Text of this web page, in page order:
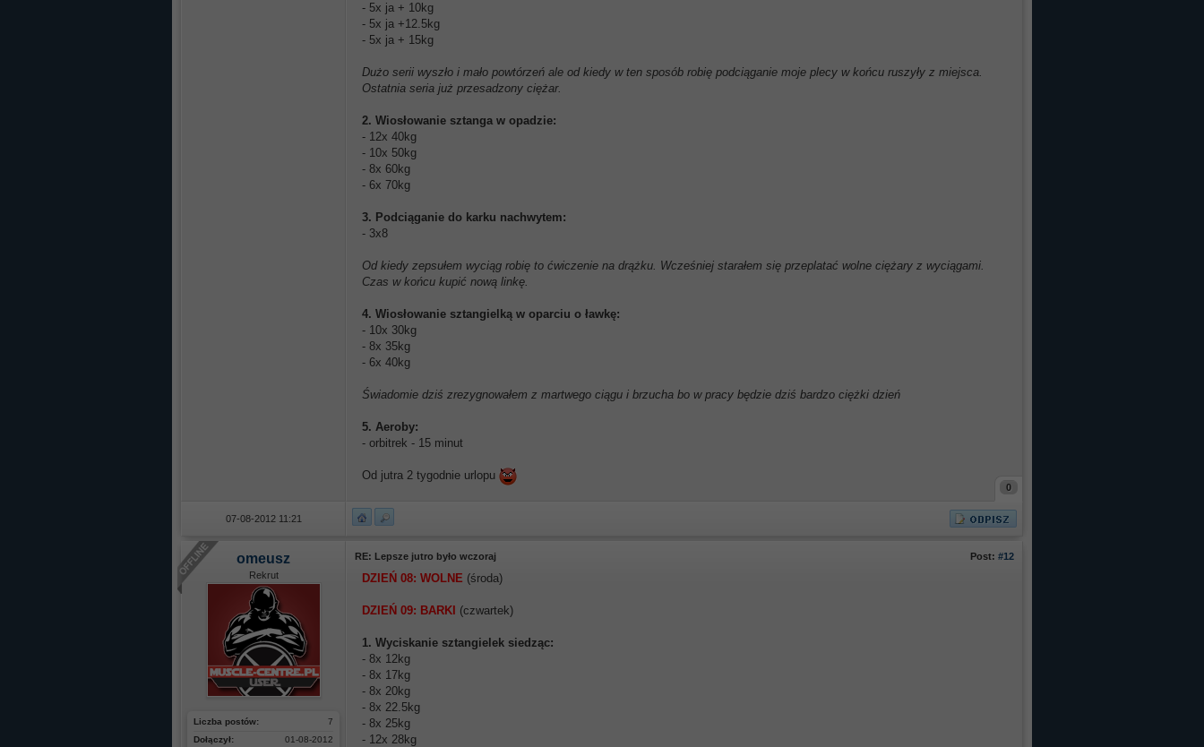
- 5x ja + 10kg
- 5x ja +12.5kg
- 5x ja + 15kg
Dużo serii wyszło i mało powtórzeń ale od kiedy w ten sposób robię podciąganie moje plecy w końcu ruszyły z miejsca.
Ostatnia seria już przesadzony ciężar.
2. Wiosłowanie sztanga w opadzie:
- 12x 40kg
- 10x 50kg
- 8x 60kg
- 6x 70kg
3. Podciąganie do karku nachwytem:
- 3x8
Od kiedy zepsułem wyciąg robię to ćwiczenie na drążku. Wcześniej starałem się przeplatać wolne ciężary z wyciągami.
Czas w końcu kupić nową linkę.
4. Wiosłowanie sztangielką w oparciu o ławkę:
- 10x 30kg
- 8x 35kg
- 6x 40kg
Świadomie dziś zrezygnowałem z martwego ciągu i brzucha bo w pracy będzie dziś bardzo ciężki dzień
5. Aeroby:
- orbitrek - 15 minut
Od jutra 2 tygodnie urlopu
07-08-2012 11:21
0
omeusz
Rekrut
7
Liczba postów:
01-08-2012
Dołączył:
Post: #12
RE: Lepsze jutro było wczoraj
DZIEŃ 08: WOLNE (środa)
DZIEŃ 09: BARKI (czwartek)
1. Wyciskanie sztangielek siedząc:
- 8x 12kg
- 8x 17kg
- 8x 20kg
- 8x 22.5kg
- 8x 25kg
- 12x 28kg